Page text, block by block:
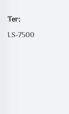
Тег:
LS-7500